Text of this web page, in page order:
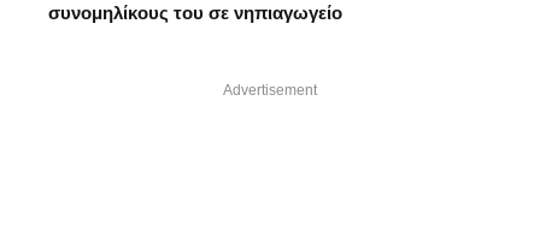
συνομηλίκους του σε νηπιαγωγείο
Advertisement